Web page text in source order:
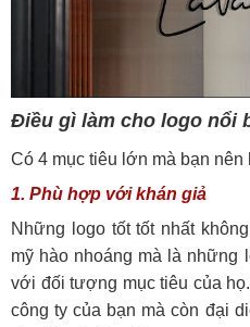
Điều gì làm cho logo nổi
Có 4 mục tiêu lớn mà bạn
1. Phù hợp với khán giả
Những logo tốt tốt nhất
mỹ hào nhoáng mà là những
với đối tượng mục tiêu của
công ty của bạn mà còn đại